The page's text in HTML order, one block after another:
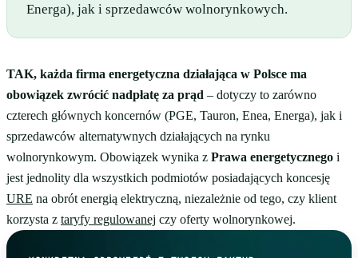
Energa), jak i sprzedawców wolnorynkowych.
TAK, każda firma energetyczna działająca w Polsce ma
obowiązek zwrócić nadpłatę za prąd – dotyczy to zarówno
czterech głównych koncernów (PGE, Tauron, Enea, Energa), jak i
sprzedawców alternatywnych działających na rynku
wolnorynkowym. Obowiązek wynika z Prawa energetycznego i
jest jednolity dla wszystkich podmiotów posiadających koncesję
URE na obrót energią elektryczną, niezależnie od tego, czy klient
korzysta z taryfy regulowanej czy oferty wolnorynkowej.